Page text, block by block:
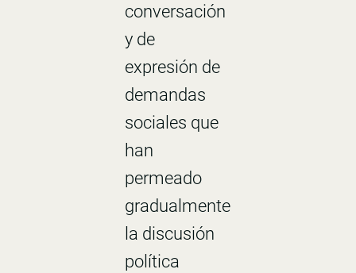
conversación
y de
expresión de
demandas
sociales que
han
permeado
gradualmente
la discusión
política